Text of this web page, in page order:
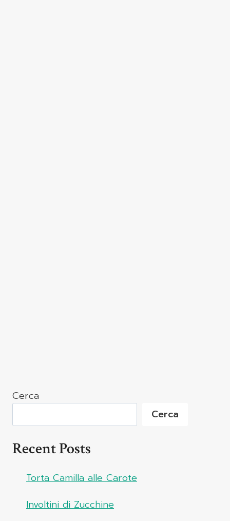
Cerca
Cerca
Recent Posts
Torta Camilla alle Carote
Involtini di Zucchine